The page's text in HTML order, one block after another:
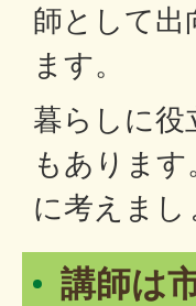
師として出
ます。
暮らしに役
もありま
に考えまし
講師は